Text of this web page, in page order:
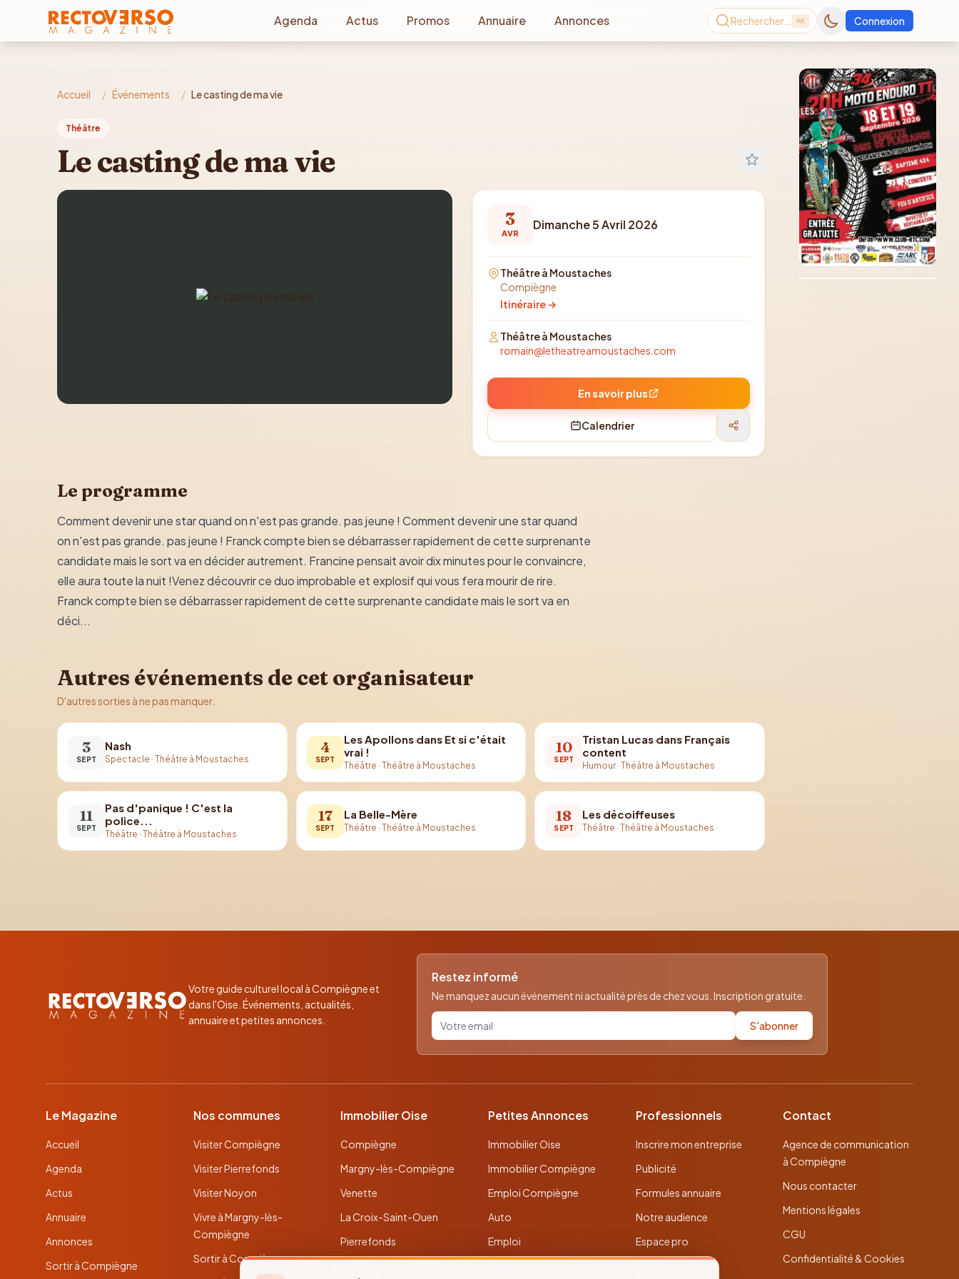
Aller au contenu principal
Agenda
Actus Promos Annuaire Annonces Rechercher… ⌘K Connexion
Accueil / Événements / Le casting de ma vie
Théâtre
Le casting de ma vie
3
AVR
Dimanche 5 Avril 2026
Théâtre à Moustaches
Compiègne
Itinéraire →
Théâtre à Moustaches
romain@letheatreamoustaches.com
En savoir plus
Calendrier
Le programme
Comment devenir une star quand on n'est pas grande. pas jeune ! Comment devenir une star quand
on n'est pas grande. pas jeune ! Franck compte bien se débarrasser rapidement de cette surprenante
candidate mais le sort va en décider autrement. Francine pensait avoir dix minutes pour le convaincre,
elle aura toute la nuit !Venez découvrir ce duo improbable et explosif qui vous fera mourir de rire.
Franck compte bien se débarrasser rapidement de cette surprenante candidate mais le sort va en
déci...
Autres événements de cet organisateur
D'autres sorties à ne pas manquer.
3
SEPT
Nash
Spectacle · Théâtre à Moustaches
4
SEPT
Les Apollons dans Et si c'était
vrai !
Théâtre · Théâtre à Moustaches
10
SEPT
Tristan Lucas dans Français
content
Humour ·Théâtre à Moustaches
11
SEPT
Pas d'panique ! C'est la
police...
Théâtre · Théâtre à Moustaches
17
SEPT
La Belle-Mère
Théâtre · Théâtre à Moustaches
18
SEPT
Les décoiffeuses
Théâtre ·Théâtre à Moustaches
Consultez le dernier
magazine en ligne
Août2026
Votre guide culturel local à Compiègne et
dans l'Oise. Événements, actualités,
annuaire et petites annonces.
Restez informé
Ne manquez aucun événement ni actualité près de chez vous. Inscription gratuite.
Votre email pour la newsletter S'abonner
Le Magazine
Accueil
Agenda
Actus
Annuaire
Annonces
Sortir à Compiègne
Nos communes
Visiter Compiègne
Visiter Pierrefonds
Visiter Noyon
Vivre à Margny-lès-
Compiègne
Sortir à Compiègne
Immobilier Oise
Compiègne
Margny-lès-Compiègne
Venette
La Croix-Saint-Ouen
Pierrefonds
Petites Annonces
Immobilier Oise
Immobilier Compiègne
Emploi Compiègne
Auto
Emploi
Professionnels
Inscrire mon entreprise
Publicité
Formules annuaire
Notre audience
Espace pro
Contact
Agence de communication
à Compiègne
Nous contacter
Mentions légales
CGU
Confidentialité & Cookies